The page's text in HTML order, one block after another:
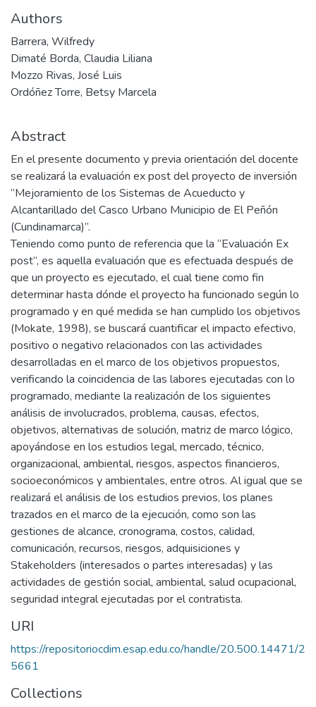
Authors
Barrera, Wilfredy
Dimaté Borda, Claudia Liliana
Mozzo Rivas, José Luis
Ordóñez Torre, Betsy Marcela
Abstract
En el presente documento y previa orientación del docente
se realizará la evaluación ex post del proyecto de inversión
“Mejoramiento de los Sistemas de Acueducto y
Alcantarillado del Casco Urbano Municipio de El Peñón
(Cundinamarca)”.
Teniendo como punto de referencia que la “Evaluación Ex
post”, es aquella evaluación que es efectuada después de
que un proyecto es ejecutado, el cual tiene como fin
determinar hasta dónde el proyecto ha funcionado según lo
programado y en qué medida se han cumplido los objetivos
(Mokate, 1998), se buscará cuantificar el impacto efectivo,
positivo o negativo relacionados con las actividades
desarrolladas en el marco de los objetivos propuestos,
verificando la coincidencia de las labores ejecutadas con lo
programado, mediante la realización de los siguientes
análisis de involucrados, problema, causas, efectos,
objetivos, alternativas de solución, matriz de marco lógico,
apoyándose en los estudios legal, mercado, técnico,
organizacional, ambiental, riesgos, aspectos financieros,
socioeconómicos y ambientales, entre otros. Al igual que se
realizará el análisis de los estudios previos, los planes
trazados en el marco de la ejecución, como son las
gestiones de alcance, cronograma, costos, calidad,
comunicación, recursos, riesgos, adquisiciones y
Stakeholders (interesados o partes interesadas) y las
actividades de gestión social, ambiental, salud ocupacional,
seguridad integral ejecutadas por el contratista.
URI
https://repositoriocdim.esap.edu.co/handle/20.500.14471/2
5661
Collections